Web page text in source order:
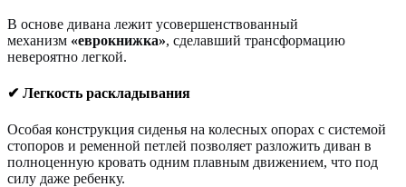
В основе дивана лежит усовершенствованный
механизм «еврокнижка», сделавший трансформацию
невероятно легкой.
✔ Легкость раскладывания
Особая конструкция сиденья на колесных опорах с системой
стопоров и ременной петлей позволяет разложить диван в
полноценную кровать одним плавным движением, что под
силу даже ребенку.